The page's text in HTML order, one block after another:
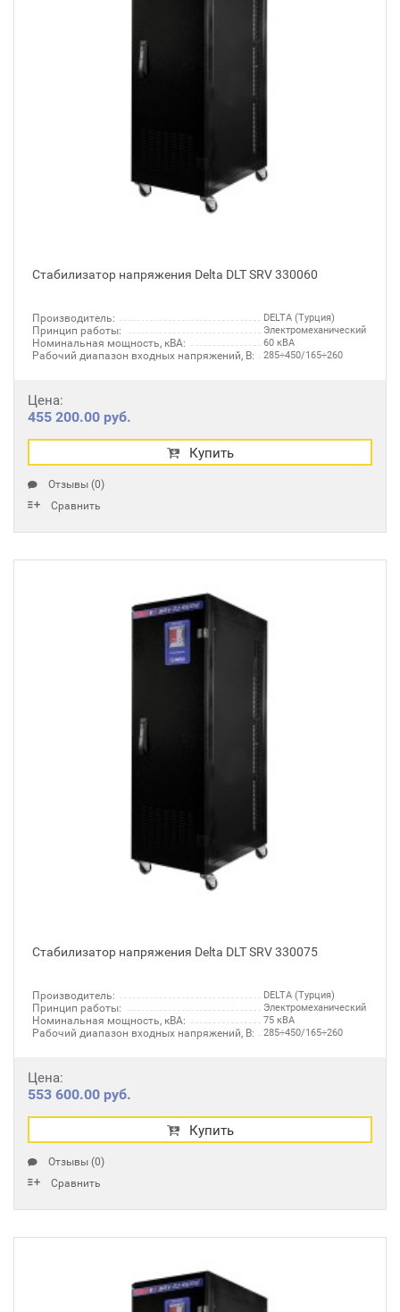
Стабилизатор напряжения Delta DLT SRV 330060
Производитель: DELTA (Турция)
Принцип работы: Электромеханический
Номинальная мощность, кВА: 60 кВА
Рабочий диапазон входных напряжений, В: 285÷450/165÷260
Цена:
455 200.00 руб.
Купить
Отзывы (0)
Сравнить
Стабилизатор напряжения Delta DLT SRV 330075
Производитель: DELTA (Турция)
Принцип работы: Электромеханический
Номинальная мощность, кВА: 75 кВА
Рабочий диапазон входных напряжений, В: 285÷450/165÷260
Цена:
553 600.00 руб.
Купить
Отзывы (0)
Сравнить